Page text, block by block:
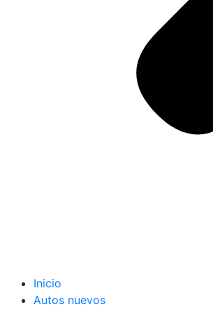
Inicio
Autos nuevos